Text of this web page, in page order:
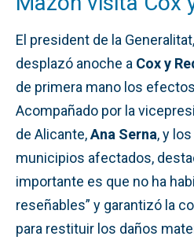
El president de la Generalitat,
desplazó anoche a Cox y
de primera mano los
Acompañado por la
de Alicante,Ana Serna, y
municipios afectados,
importante es que no ha
reseñables” y garantizó la
para restituir los daños